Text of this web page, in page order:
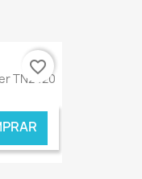
TN2420
favorite_border